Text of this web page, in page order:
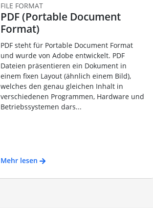
FILE FORMAT
PDF (Portable Document
Format)
PDF steht für Portable Document Format
und wurde von Adobe entwickelt. PDF
Dateien präsentieren ein Dokument in
einem fixen Layout (ähnlich einem Bild),
welches den genau gleichen Inhalt in
verschiedenen Programmen, Hardware und
Betriebssystemen dars...
Mehr lesen